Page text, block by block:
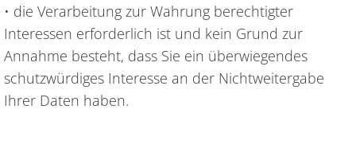
• die Verarbeitung zur Wahrung berechtigter
Interessen erforderlich ist und kein Grund zur
Annahme besteht, dass Sie ein überwiegendes
schutzwürdiges Interesse an der Nichtweitergabe
Ihrer Daten haben.